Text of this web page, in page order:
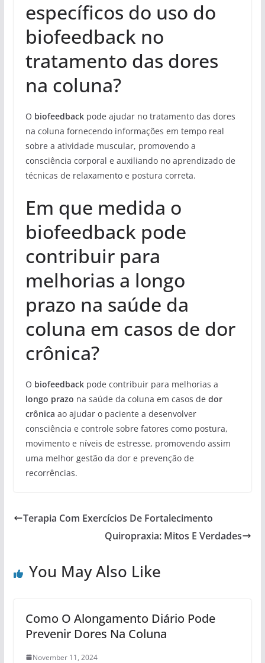
específicos do uso do
biofeedback no
tratamento das dores
na coluna?
O biofeedbackpode ajudar no tratamento das dores
na coluna fornecendo informações em tempo real
sobre a atividade muscular, promovendo a
consciência corporal e auxiliando no aprendizado de
técnicas de relaxamento e postura correta.
Em que medida o
biofeedback pode
contribuir para
melhorias a longo
prazo na saúde da
coluna em casos de dor
crônica?
O biofeedbackpode contribuir para melhorias a
longo prazo na saúde da coluna em casos de dor
crônica ao ajudar o paciente a desenvolver
consciência e controle sobre fatores como postura,
movimento e níveis de estresse, promovendo assim
uma melhor gestão da dor e prevenção de
recorrências.
Terapia Com Exercícios De Fortalecimento
Quiropraxia: Mitos E Verdades
You May Also Like
Como O Alongamento Diário Pode
Prevenir Dores Na Coluna
November 11, 2024